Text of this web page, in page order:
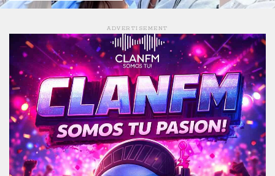
ADVERTISEMENT